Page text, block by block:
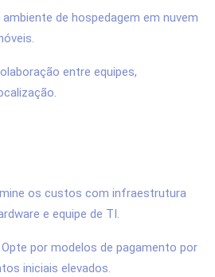
de hospedagem em nuvem
entre equipes,
os custos com infraestrutura
e equipe de TI.
Opte por modelos de pagamento por
iniciais elevados.